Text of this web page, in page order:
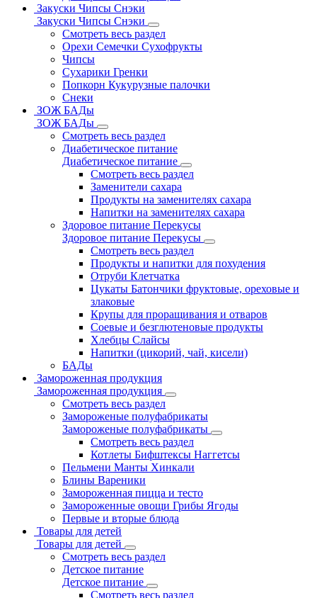
Закуски Чипсы Снэки
Закуски Чипсы Снэки
Смотреть весь раздел
Орехи Семечки Сухофрукты
Чипсы
Сухарики Гренки
Попкорн Кукурузные палочки
Снеки
ЗОЖ БАДы
ЗОЖ БАДы
Смотреть весь раздел
Диабетическое питание
Диабетическое питание
Смотреть весь раздел
Заменители сахара
Продукты на заменителях сахара
Напитки на заменителях сахара
Здоровое питание Перекусы
Здоровое питание Перекусы
Смотреть весь раздел
Продукты и напитки для похудения
Отруби Клетчатка
Цукаты Батончики фруктовые, ореховые и
злаковые
Крупы для проращивания и отваров
Соевые и безглютеновые продукты
Хлебцы Слайсы
Напитки (цикорий, чай, кисели)
БАДы
Замороженная продукция
Замороженная продукция
Смотреть весь раздел
Замороженые полуфабрикаты
Замороженые полуфабрикаты
Смотреть весь раздел
Котлеты Бифштексы Наггетсы
Пельмени Манты Хинкали
Блины Вареники
Замороженная пицца и тесто
Замороженные овощи Грибы Ягоды
Первые и вторые блюда
Товары для детей
Товары для детей
Смотреть весь раздел
Детское питание
Детское питание
Смотреть весь раздел